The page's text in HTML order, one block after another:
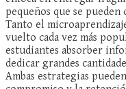
pequeños que se
Tanto el
vuelto cada vez más
estudiantes absorber
dedicar grandes
Ambas estrategias